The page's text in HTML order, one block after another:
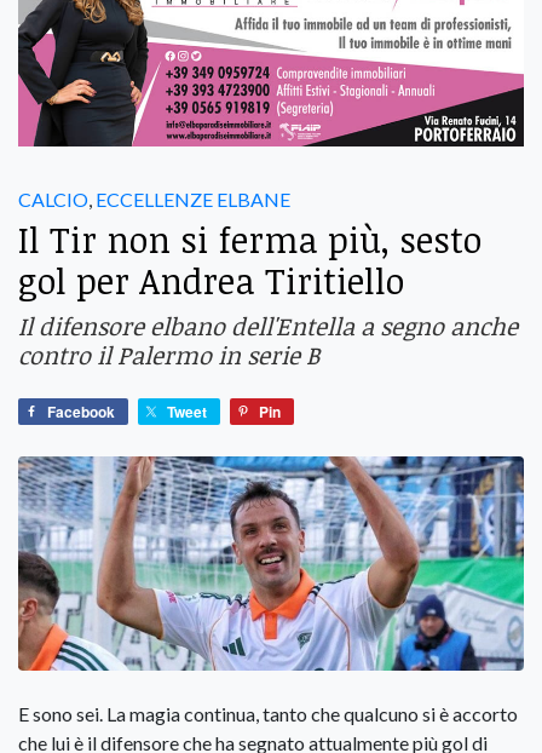
CALCIO, ECCELLENZE ELBANE
Il Tir non si ferma più, sesto
gol per Andrea Tiritiello
Il difensore elbano dell'Entella a segno anche
contro il Palermo in serie B
Facebook Tweet Pin
E sono sei. La magia continua, tanto che qualcuno si è accorto
che lui è il difensore che ha segnato attualmente più gol di